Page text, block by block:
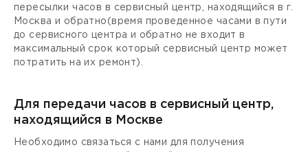
пересылки часов в сервисный центр, находящийся в г.
Москва и обратно(время проведенное часами в пути
до сервисного центра и обратно не входит в
максимальный срок который сервисный центр может
потратить на их ремонт).
Для передачи часов в сервисный центр,
находящийся в Москве
Необходимо связаться с нами для получения